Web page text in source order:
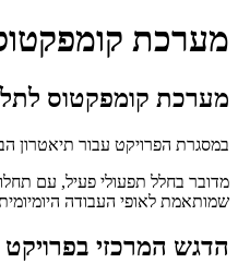
מערכת
מערכת קומפקטוס
במסגרת הפרויקט עבור תיאטרון
מדובר בחלל תפעולי פעיל, עם
שמותאמת לאופי העבודה
הדגש המרכזי